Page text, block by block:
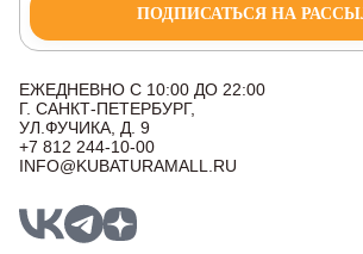
ПОДПИСАТЬСЯ НА
ЕЖЕДНЕВНО С 10:00 ДО 22:00
Г. САНКТ-ПЕТЕРБУРГ,
УЛ.ФУЧИКА, Д. 9
+7 812 244-10-00
INFO@KUBATURAMALL.RU